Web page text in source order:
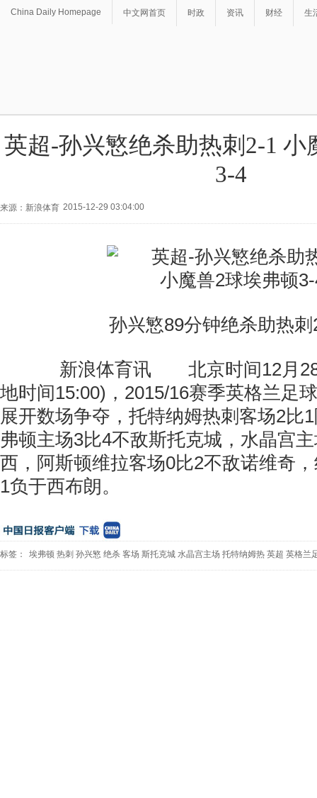
China Daily Homepage 中文网首页 时政 资讯 财经 生
英超-孙兴慜绝杀助热刺2-1 小
3-4
来源：新浪体育 2015-12-29 03:04:00
孙兴慜89分钟绝杀助热
新浪体育讯 北京时间12月28
地时间15:00)，2015/16赛季英格兰足
展开数场争夺，托特纳姆热刺客场2比
弗顿主场3比4不敌斯托克城，水晶宫
西，阿斯顿维拉客场0比2不敌诺维奇
1负于西布朗。
标签： 埃弗顿 热刺 孙兴慜 绝杀 客场 斯托克城 水晶宫主场 托特纳姆热 英超 英格兰